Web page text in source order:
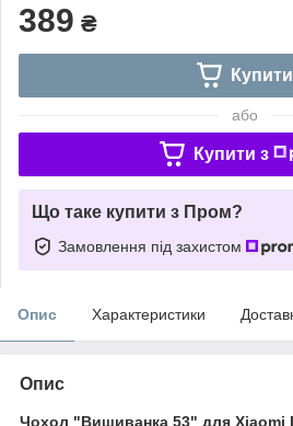
389 ₴
Купити
або
Купити з
Що таке купити з Пром?
Замовлення під захистом
Опис Характеристики
Опис
Чохол "Вишиванка 53" для Xiaomi